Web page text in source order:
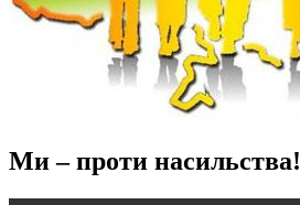
Ми – проти насильства!